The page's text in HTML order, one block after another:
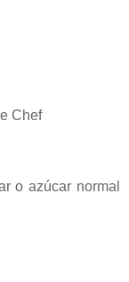
Chef
o azúcar normal